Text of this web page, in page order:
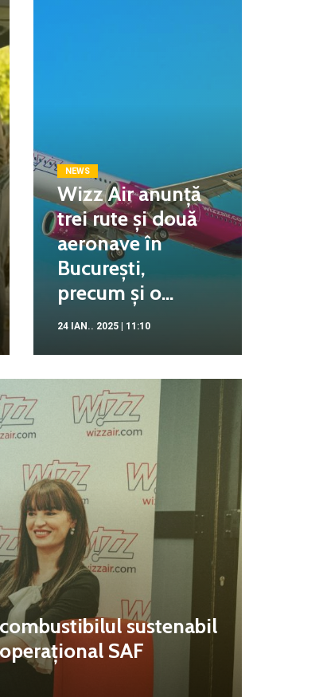
NEWS
Wizz Air anunță
trei rute și două
aeronave în
București,
precum și o...
24 IAN.. 2025 | 11:10
sustenabil
SAF